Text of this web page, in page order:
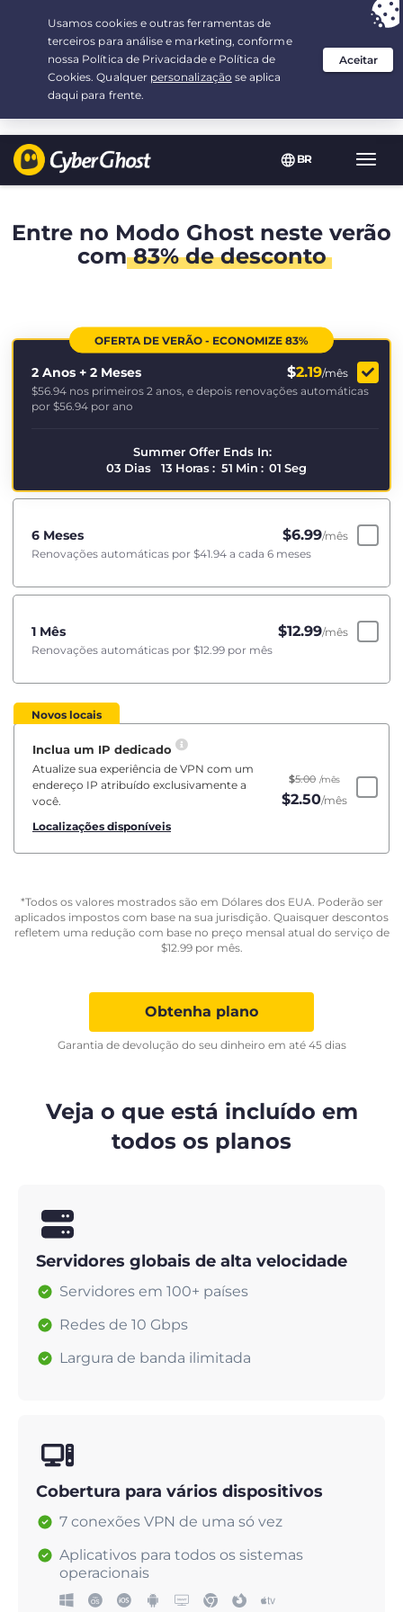
BR
Sua escolha: a melhor ofertapor 2.1666666666667-ano(s) a $
/mês
Entre no Modo Ghost neste verão
com83% de desconto
OFERTA DE VERÃO - ECONOMIZE 83%
2 Anos + 2 Meses $2.19/mês
$56.94 nos primeiros 2 anos, e depois renovações automáticas
por $56.94 por ano
Summer Offer Ends In:
03 Dias 13 Horas: 51 Min : 01 Seg
6 Meses $6.99/mês
Renovações automáticas por $41.94 a cada 6 meses
1 Mês $12.99/mês
Renovações automáticas por $12.99 por mês
Novos locais
Inclua um IP dedicado
Atualize sua experiência de VPN com um
endereço IP atribuído exclusivamente a
você.
Localizações disponíveis
$5.00 /mês
$2.50/mês
*Todos os valores mostrados são em Dólares dos EUA. Poderão ser
aplicados impostos com base na sua jurisdição. Quaisquer descontos
refletem uma redução com base no preço mensal atual do serviço de
$12.99por mês.
Obtenha plano
Garantia de devolução do seu dinheiro em até 45 dias
Veja o que está incluído em
todos os planos
Servidores globais de alta velocidade
Servidores em 100+ países
Redes de 10 Gbps
Largura de banda ilimitada
Cobertura para vários dispositivos
7 conexões VPN de uma só vez
Aplicativos para todos os sistemas
operacionais